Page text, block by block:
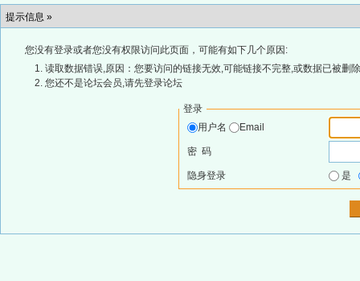
提示信息 »
您没有登录或者您没有权限访问此页面，可能有如下几个原因:
读取数据错误,原因：您要访问的链接无效,可能链接不完整,或数据已被删
您还不是论坛会员,请先登录论坛
登录
用户名
Email
密 码
隐身登录 是